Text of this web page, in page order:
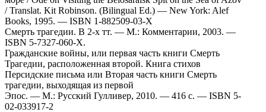
/ Translat. Kit Robinson. (Bilingual Ed.) — New York: Alef
Books, 1995. — ISBN 1-882509-03-X
Смерть трагедии. В 2-х тт. — M.: Комментарии, 2003. —
ISBN 5-7327-060-X.
Гражданские войны, или первая часть книги Смерть
Трагедии, расположенная второй. Книга стихов
Персидские письма или Вторая часть книги Смерть
трагедии, выходящая из первой
Эпос. — М.: Русский Гулливер, 2010. — 416 с. — ISBN 5-
02-033917-2